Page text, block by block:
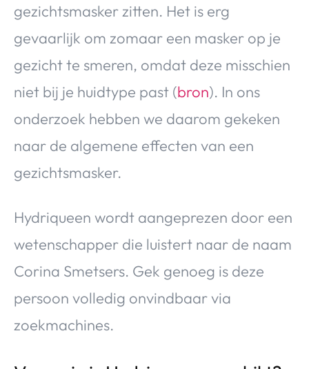
gezichtsmasker zitten. Het is erg
gevaarlijk om zomaar een masker op je
gezicht te smeren, omdat deze misschien
niet bij je huidtype past (bron). In ons
onderzoek hebben we daarom gekeken
naar de algemene effecten van een
gezichtsmasker.
Hydriqueen wordt aangeprezen door een
wetenschapper die luistert naar de naam
Corina Smetsers. Gek genoeg is deze
persoon volledig onvindbaar via
zoekmachines.